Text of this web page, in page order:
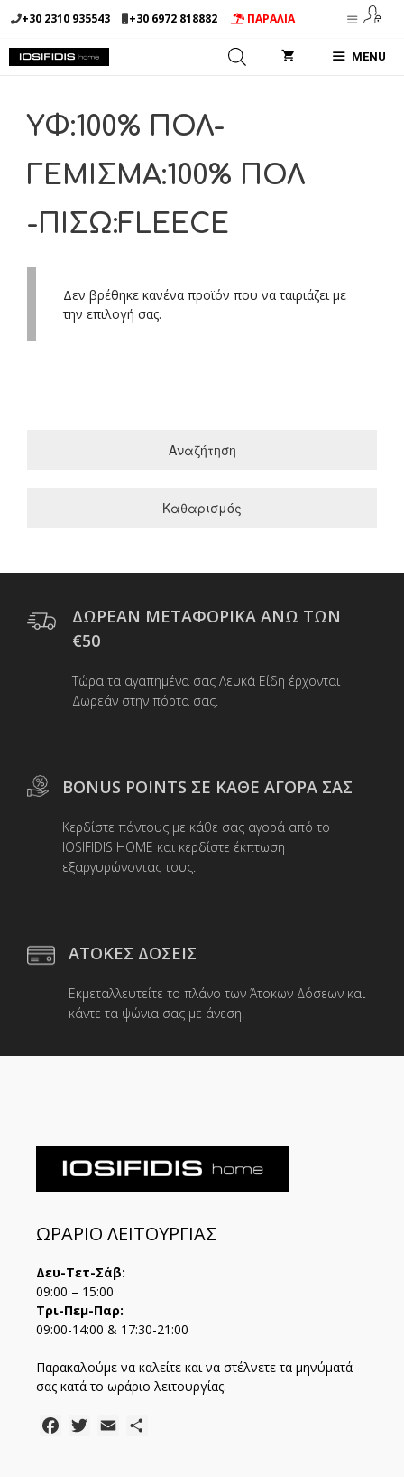
Μετάβαση
σε
περιεχόμενο
+30 2310 935543 +30 6972 818882 ΠΑΡΑΛΙΑ
MENU
ΥΦ:100% ΠΟΛ-
ΓΕΜΙΣΜΑ:100% ΠΟΛ
-ΠΙΣΩ:FLEECE
Δεν βρέθηκε κανένα προϊόν που να ταιριάζει με
την επιλογή σας.
Αναζήτηση
Καθαρισμός
ΔΩΡΕΑΝ ΜΕΤΑΦΟΡΙΚΑ ΑΝΩ ΤΩΝ
€50
Τώρα τα αγαπημένα σας Λευκά Είδη έρχονται
Δωρεάν στην πόρτα σας.
BONUS POINTS ΣΕ ΚΑΘΕ ΑΓΟΡΑ ΣΑΣ
Κερδίστε πόντους με κάθε σας αγορά από το
IOSIFIDIS HOME και κερδίστε έκπτωση
εξαργυρώνοντας τους.
ΑΤΟΚΕΣ ΔΟΣΕΙΣ
Εκμεταλλευτείτε το πλάνο των Άτοκων Δόσεων και
κάντε τα ψώνια σας με άνεση.
ΩΡΑΡΙΟ ΛΕΙΤΟΥΡΓΙΑΣ
Δευ-Τετ-Σάβ:
09:00 – 15:00
Τρι-Πεμ-Παρ:
09:00-14:00 & 17:30-21:00
Παρακαλούμε να καλείτε και να στέλνετε τα μηνύματά
σας κατά το ωράριο λειτουργίας.
FacebookTwitter
Email